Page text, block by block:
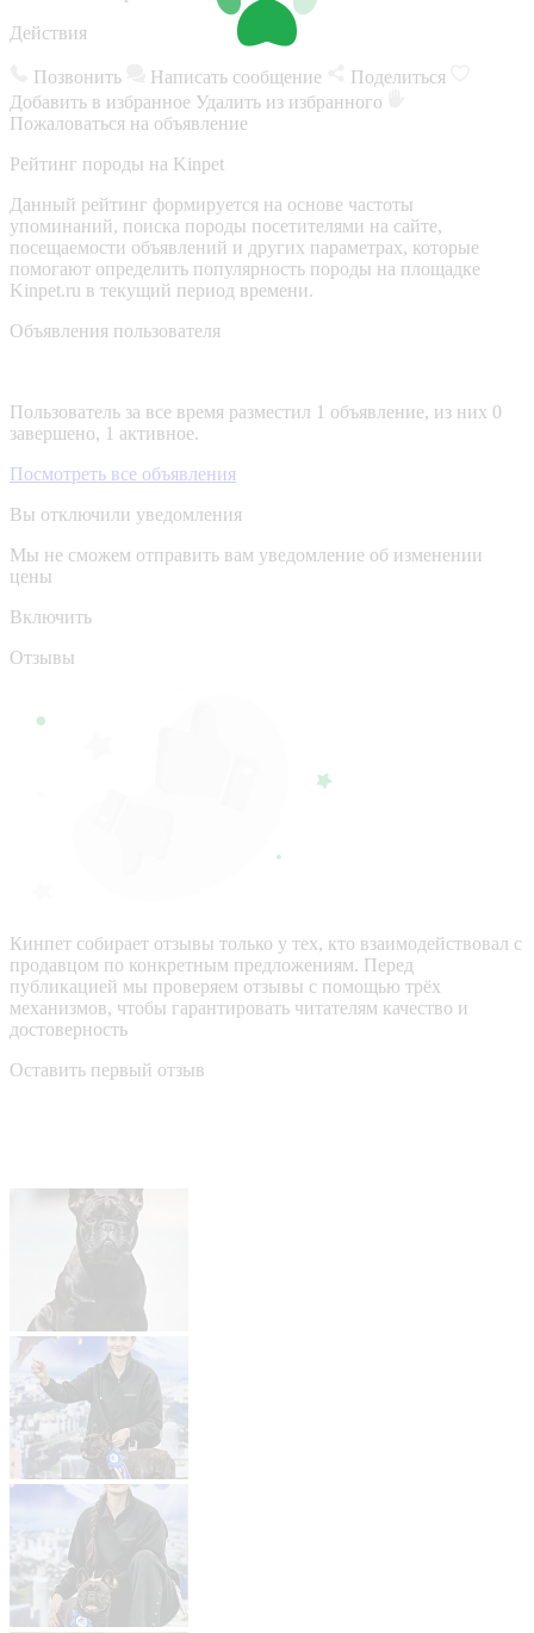
Действия
Позвонить Написать сообщение
Поделиться
Добавить в избранное Удалить из избранного
Пожаловаться на объявление
Рейтинг породы на Kinpet
Данный рейтинг формируется на основе частоты
упоминаний, поиска породы посетителями на сайте,
посещаемости объявлений и других параметрах, которые
помогают определить популярность породы на площадке
Kinpet.ru в текущий период времени.
Объявления пользователя
Пользователь за все время разместил 1 объявление, из них 0
завершено, 1 активное.
Посмотреть все объявления
Вы отключили уведомления
Мы не сможем отправить вам уведомление об изменении
цены
Включить
Отзывы
Кинпет собирает отзывы только у тех, кто взаимодействовал с
продавцом по конкретным предложениям. Перед
публикацией мы проверяем отзывы с помощью трёх
механизмов, чтобы гарантировать читателям качество и
достоверность
Оставить первый отзыв